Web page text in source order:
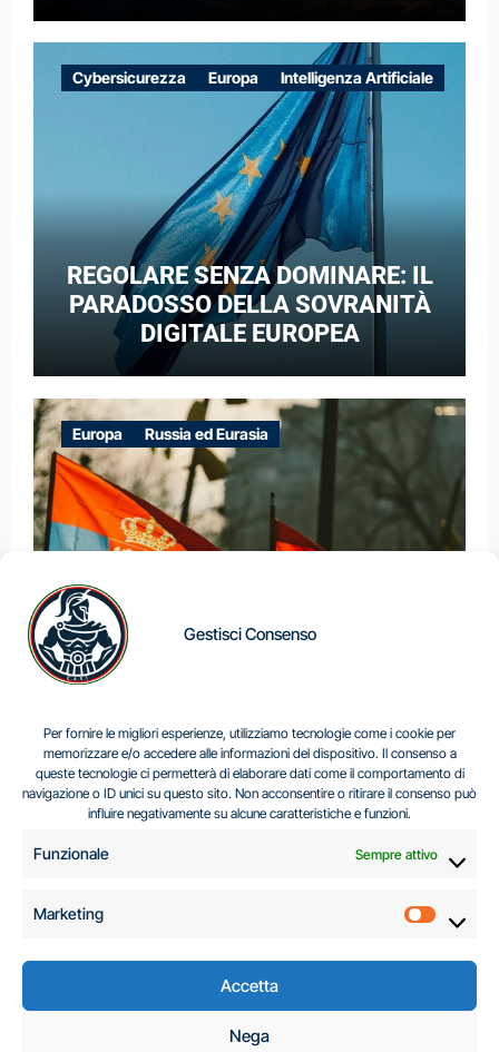
Gestisci Consenso
Per fornire le migliori esperienze, utilizziamo tecnologie come i cookie per
memorizzare e/o accedere alle informazioni del dispositivo. Il consenso a
queste tecnologie ci permetterà di elaborare dati come il comportamento di
navigazione o ID unici su questo sito. Non acconsentire o ritirare il consenso può
influire negativamente su alcune caratteristiche e funzioni.
Funzionale Sempre attivo
Marketing
Accetta
Nega
CASO DELLE RETI ELETTRICHE
EUROPEE NEL CONTESTO DELLA
GUERRA IBRIDA
Cybersicurezza Europa Intelligenza Artificiale
REGOLARE SENZA DOMINARE: IL
PARADOSSO DELLA SOVRANITÀ
DIGITALE EUROPEA
Europa Russia ed Eurasia
Centro Analisi e Studi Italus © Tutti i diritti riservati
C.A.S.I. – Centro